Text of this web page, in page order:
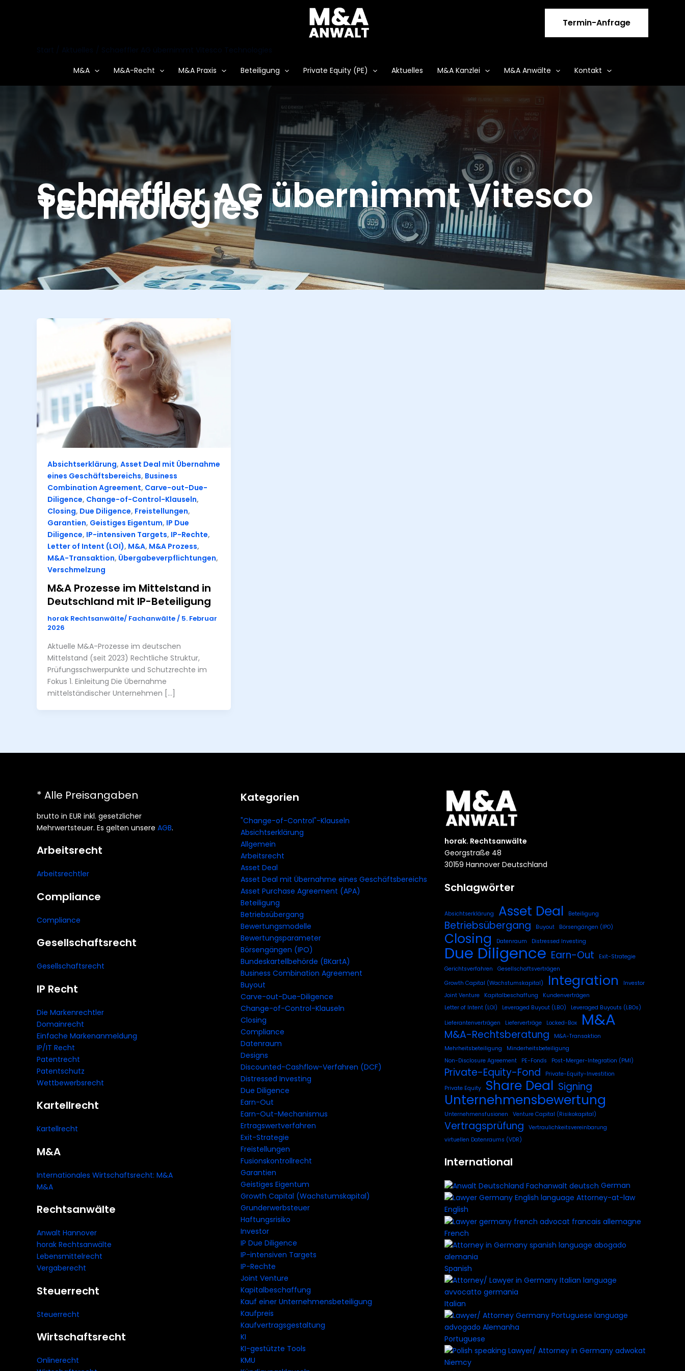
Termin-Anfrage
Start Aktuelles
Schaeffler AG übernimmt Vitesco Technologies
M&A
M&A-Recht M&A Praxis Beteiligung Private Equity (PE) Aktuelles M&A Kanzlei M&A Anwälte Kontakt
Schaeffler AG übernimmt Vitesco
Technologies
Absichtserklärung, Asset Deal mit Übernahme
eines Geschäftsbereichs, Business
Combination Agreement, Carve-out-Due-
Diligence, Change-of-Control-Klauseln,
Closing, Due Diligence, Freistellungen,
Garantien, Geistiges Eigentum, IP Due
Diligence, IP-intensiven Targets, IP-Rechte,
Letter of Intent (LOI), M&A, M&A Prozess,
M&A-Transaktion, Übergabeverpflichtungen,
Verschmelzung
M&A Prozesse im Mittelstand in
Deutschland mit IP-Beteiligung
horak Rechtsanwälte/ Fachanwälte/ 5. Februar
2026
Aktuelle M&A-Prozesse im deutschen
Mittelstand (seit 2023) Rechtliche Struktur,
Prüfungsschwerpunkte und Schutzrechte im
Fokus 1. Einleitung Die Übernahme
mittelständischer Unternehmen […]
* Alle Preisangaben
brutto in EUR inkl. gesetzlicher
Mehrwertsteuer. Es gelten unsere AGB.
Arbeitsrecht
Arbeitsrechtler
Compliance
Compliance
Gesellschaftsrecht
Gesellschaftsrecht
IP Recht
Die Markenrechtler
Domainrecht
Einfache Markenanmeldung
IP/IT Recht
Patentrecht
Patentschutz
Wettbewerbsrecht
Kartellrecht
Kartellrecht
M&A
Internationales Wirtschaftsrecht: M&A
M&A
Rechtsanwälte
Anwalt Hannover
horak Rechtsanwälte
Lebensmittelrecht
Vergaberecht
Steuerrecht
Steuerrecht
Wirtschaftsrecht
Onlinerecht
Kategorien
"Change-of-Control"-Klauseln
Absichtserklärung
Allgemein
Arbeitsrecht
Asset Deal
Asset Deal mit Übernahme eines Geschäftsbereichs
Asset Purchase Agreement (APA)
Beteiligung
Betriebsübergang
Bewertungsmodelle
Bewertungsparameter
Börsengängen (IPO)
Bundeskartellbehörde (BKartA)
Business Combination Agreement
Buyout
Carve-out-Due-Diligence
Change-of-Control-Klauseln
Closing
Compliance
Datenraum
Designs
Discounted-Cashflow-Verfahren (DCF)
Distressed Investing
Due Diligence
Earn-Out
Earn-Out-Mechanismus
Ertragswertverfahren
Exit-Strategie
Freistellungen
Fusionskontrollrecht
Garantien
Geistiges Eigentum
Growth Capital (Wachstumskapital)
Grunderwerbsteuer
Haftungsrisiko
Investor
IP Due Diligence
IP-intensiven Targets
IP-Rechte
Joint Venture
Kapitalbeschaffung
Kauf einer Unternehmensbeteiligung
Kaufpreis
Kaufvertragsgestaltung
KI
KI-gestützte Tools
KMU
horak. Rechtsanwälte
Georgstraße 48
30159 Hannover Deutschland
Schlagwörter
Absichtserklärung Asset Deal Beteiligung
Betriebsübergang Buyout Börsengängen (IPO)
Closing Datenraum Distressed Investing
Due Diligence Earn-Out
Exit-Strategie
Gerichtsverfahren
Gesellschaftsverträgen
Growth Capital (Wachstumskapital)
Integration
Investor
Joint Venture
Kapitalbeschaffung
Kundenverträgen
Letter of Intent (LOI)
Leveraged Buyout (LBO)
Leveraged Buyouts (LBOs)
Lieferantenverträgen
Lieferverträge Locked-Box M&A
M&A-Rechtsberatung
M&A-Transaktion
Mehrheitsbeteiligung
Minderheitsbeteiligung
Non-Disclosure Agreement
PE-Fonds Post-Merger-Integration (PMI)
Private-Equity-Fond
Private-Equity-Investition
Private Equity
Share Deal Signing
Unternehmensbewertung
Unternehmensfusionen Venture Capital (Risikokapital)
Vertragsprüfung
Vertraulichkeitsvereinbarung
virtuellen Datenraums (VDR)
International
German
English
French
Spanish
Italian
Portuguese